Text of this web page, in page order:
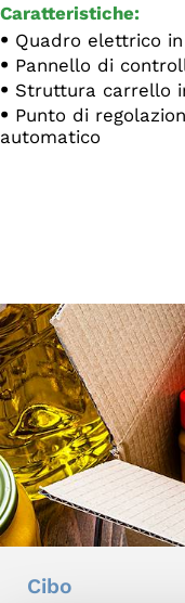
Caratteristiche:
Quadro elettrico
Pannello di
Struttura carrello
Punto di
automatico
Cibo